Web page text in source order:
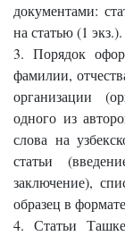
документами:
на статью (1 экз.).
3. Порядок
фамилии,
организации
одного из
слова на
статьи
заключение),
образец в формате
4. Статьи